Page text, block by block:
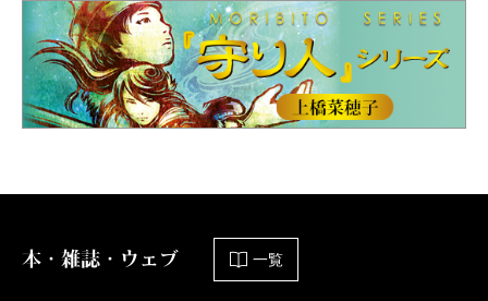
本・雑誌・ウェブ 一覧